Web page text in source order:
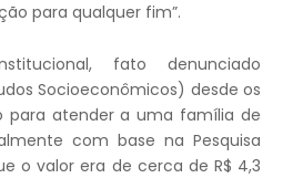
para qualquer fim”.
fato denunciado
Socioeconômicos) desde os
para atender a uma família de
com base na Pesquisa
o valor era de cerca de R$ 4,3